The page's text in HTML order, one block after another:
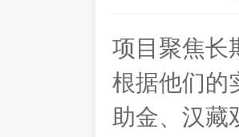
项目聚焦长
根据他们的
助金、汉藏